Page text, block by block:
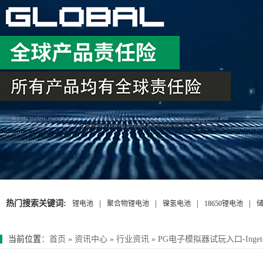
高容量镍氢电池
超低自放电镍氢电池
动力镍氢电池
常规镍氢电池
PG游戏官网是镍氢电池国家标准主导
修订单位，并参与多项锂电池行业国
家标准的制定
热门搜索关键词: 锂电池 聚合物锂电池 镍氢电池 18650锂电池
当前位置 ： 首页 » 资讯中心 » 行业资讯 » PG电子模拟器试玩入口-